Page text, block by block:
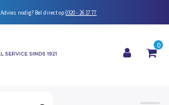
Advies nodig? Bel direct op0320 - 26 17 77
0